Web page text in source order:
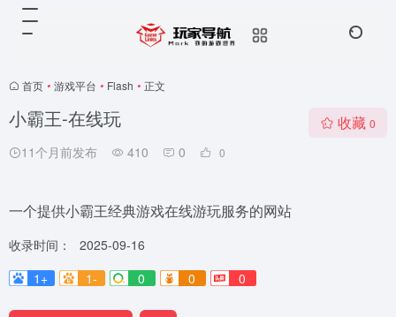
首页 • 游戏平台 • Flash • 正文
小霸王-在线玩
11个月前发布 410 0 0
收藏 0
一个提供小霸王经典游戏在线游玩服务的网站
收录时间：
2025-09-16
1+
1- 0 0 0